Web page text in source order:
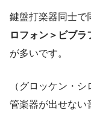
鍵盤打楽器同士で
ロフォン＞ビブ
が多いです。
（グロッケン・
管楽器が出せない